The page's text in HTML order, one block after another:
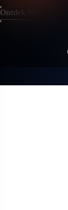
Ontdek Meer